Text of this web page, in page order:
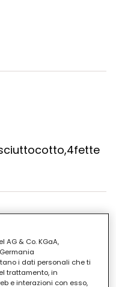
e il filante,
sono rosolati
sffriggete uno
e farli rosolare per
AG & Co. KGaA,
i dati personali che ti
trattamento, in
e interazioni con esso,